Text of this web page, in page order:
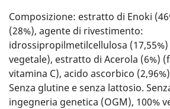
Composizione: estratto di Enoki
(28%), agente di rivestimento:
idrossipropilmetilcellulosa
vegetale), estratto di Acerola (6%)
vitamina C), acido ascorbico
Senza glutine e senza lattosio.
ingegneria genetica (OGM), 100%